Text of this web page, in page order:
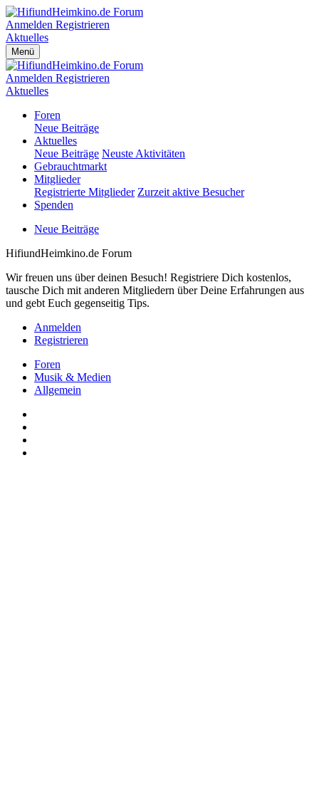
Anmelden Registrieren
Aktuelles
Menü
Anmelden Registrieren
Aktuelles
Foren
Neue Beiträge
Aktuelles
Neue Beiträge Neuste Aktivitäten
Gebrauchtmarkt
Mitglieder
Registrierte Mitglieder Zurzeit aktive Besucher
Spenden
Neue Beiträge
HifiundHeimkino.de Forum
Wir freuen uns über deinen Besuch! Registriere Dich kostenlos,
tausche Dich mit anderen Mitgliedern über Deine Erfahrungen aus
und gebt Euch gegenseitig Tips.
Anmelden
Registrieren
Foren
Musik & Medien
Allgemein